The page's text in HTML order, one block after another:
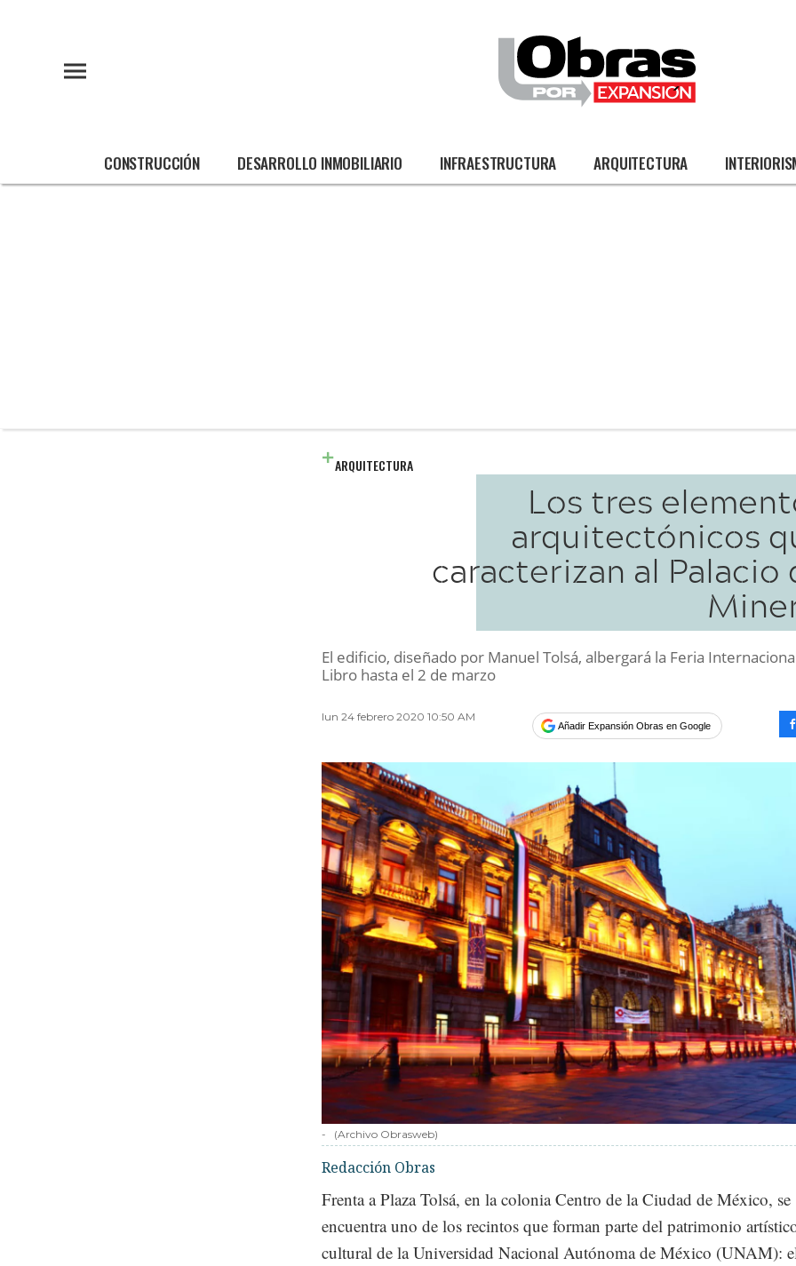
CONSTRUCCIÓN DESARROLLO INMOBILIARIO INFRAESTRUCTURA ARQUITECTURA
ARQUITECTURA
Los tres
arquitectónicos
caracterizan al Palacio
El edificio, diseñado por Manuel Tolsá, albergará la Feria
Libro hasta el 2 de marzo
lun 24 febrero 2020 10:50 AM
Añadir Expansión Obras en Google
- (Archivo Obrasweb)
Redacción Obras
Frenta a Plaza Tolsá, en la colonia Centro de la Ciudad de México, se
encuentra uno de los recintos que forman parte del patrimonio
cultural de la Universidad Nacional Autónoma de México (UNAM):